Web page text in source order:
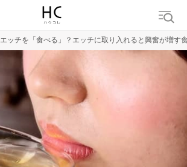
エッチを「食べる」？エッチに取り入れると興奮が増す